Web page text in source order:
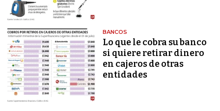
BANCOS
Lo que le cobra su banco
si quiere retirar dinero
en cajeros de otras
entidades